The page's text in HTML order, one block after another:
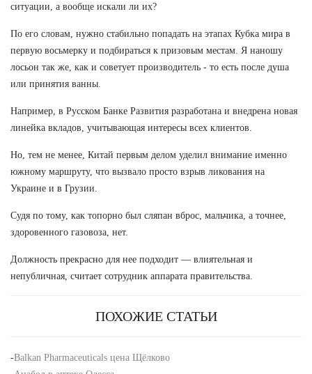
ситуации, а вообще искали ли их?
По его словам, нужно стабильно попадать на этапах Кубка мира в
первую восьмерку и подбираться к призовым местам. Я наношу
лосьон так же, как и советует производитель - то есть после душа
или принятия ванны.
Например, в Русском Банке Развития разработана и внедрена новая
линейка вкладов, учитывающая интересы всех клиентов.
Но, тем не менее, Китай первым делом уделил внимание именно
южному маршруту, что вызвало просто взрыв ликования на
Украине и в Грузии.
Судя по тому, как топорно был сляпан вброс, мальчика, а точнее,
здоровенного газовоза, нет.
Должность прекрасно для нее подходит — влиятельная и
непубличная, считает сотрудник аппарата правительства.
ПОХОЖИЕ СТАТЬИ
-Balkan Pharmaceuticals цена Щёлково